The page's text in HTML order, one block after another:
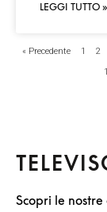
LEGGI TUTTO »
« Precedente 1 2
Scopri le